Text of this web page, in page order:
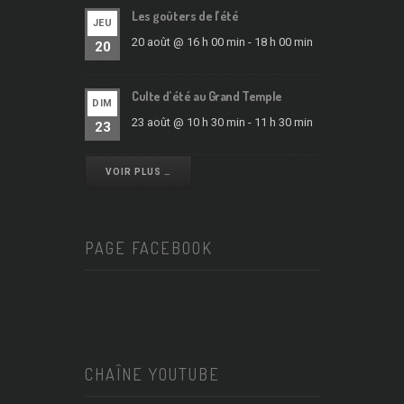
JEU
20
Les goûters de l’été
20 août @ 16 h 00 min - 18 h 00 min
DIM
23
Culte d’été au Grand Temple
23 août @ 10 h 30 min - 11 h 30 min
VOIR PLUS …
PAGE FACEBOOK
CHAÎNE YOUTUBE